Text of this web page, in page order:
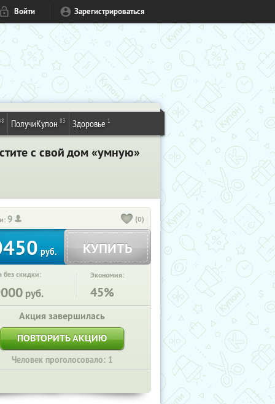
Войти Зарегистрироваться
ПолучиКупон 83 Здоровье 1
с свой дом «умную»
9 (0)
руб. КУПИТЬ
без скидки:
руб.
Экономия:
45%
Акция завершилась
ПОВТОРИТЬ АКЦИЮ
Человек проголосовало: 1